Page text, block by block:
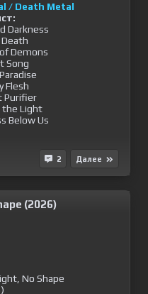
/ Death Metal
Darkness
Demons
Song
Flesh
Purifier
the Light
Below Us
2 Далее
(2026)